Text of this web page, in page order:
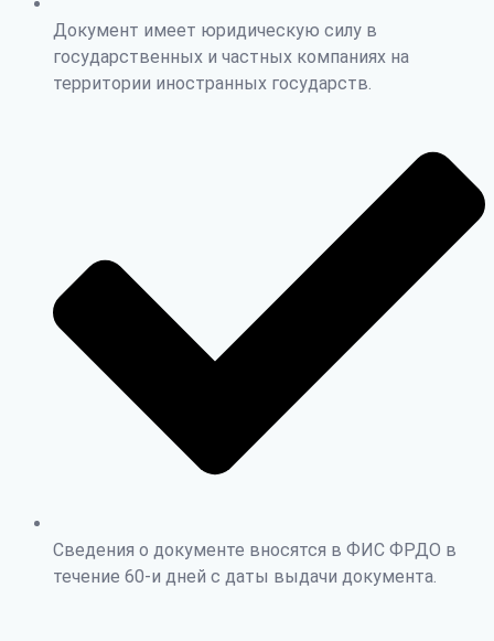
Документ имеет юридическую силу в
государственных и частных компаниях на
территории иностранных государств.
Сведения о документе вносятся в ФИС ФРДО в
течение 60-и дней с даты выдачи документа.